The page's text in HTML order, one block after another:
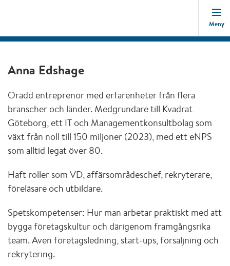
Meny
Anna Edshage
Orädd entreprenör med erfarenheter från flera
branscher och länder. Medgrundare till Kvadrat
Göteborg, ett IT och Managementkonsultbolag som
växt från noll till 150 miljoner (2023), med ett eNPS
som alltid legat över 80.
Haft roller som VD, affärsområdeschef, rekryterare,
föreläsare och utbildare.
Spetskompetenser: Hur man arbetar praktiskt med att
bygga företagskultur och därigenom framgångsrika
team. Även företagsledning, start-ups, försäljning och
rekrytering.